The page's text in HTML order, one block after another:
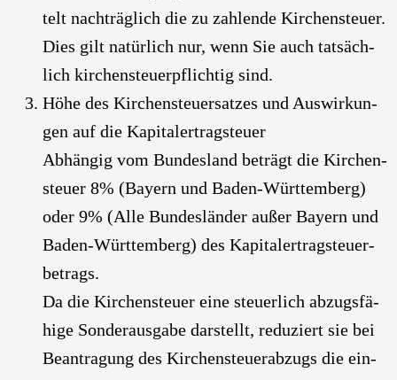
telt nach­träg­lich die zu zah­len­de Kir­chen­steu­er.
Dies gilt natür­lich nur, wenn Sie auch tat­säch­
lich kir­chen­steu­er­pflich­tig sind.
Höhe des Kir­chen­steu­er­sat­zes und Aus­wir­kun­
gen auf die Kapi­tal­ertrag­steu­er
Abhän­gig vom Bun­des­land beträgt die Kir­chen­
steu­er 8% (Bay­ern und Baden-Würt­tem­berg)
oder 9% (Alle Bun­des­län­der außer Bay­ern und
Baden-Würt­tem­berg) des Kapi­tal­ertrag­steu­er­
be­trags.
Da die Kir­chen­steu­er eine steu­er­lich abzugs­fä­
hi­ge Son­der­aus­ga­be dar­stellt, redu­ziert sie bei
Bean­tra­gung des Kir­chen­steu­er­ab­zugs die ein­